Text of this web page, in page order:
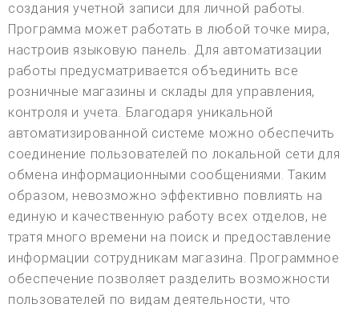
создания учетной записи для личной работы.
Программа может работать в любой точке мира,
настроив языковую панель. Для автоматизации
работы предусматривается объединить все
розничные магазины и склады для управления,
контроля и учета. Благодаря уникальной
автоматизированной системе можно обеспечить
соединение пользователей по локальной сети для
обмена информационными сообщениями. Таким
образом, невозможно эффективно повлиять на
единую и качественную работу всех отделов, не
тратя много времени на поиск и предоставление
информации сотрудникам магазина. Программное
обеспечение позволяет разделить возможности
пользователей по видам деятельности, что